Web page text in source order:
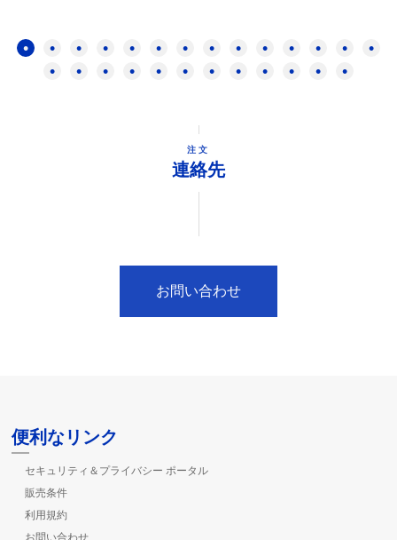
注文
連絡先
お問い合わせ
便利なリンク
セキュリティ＆プライバシー ポータル
販売条件
利用規約
お問い合わせ